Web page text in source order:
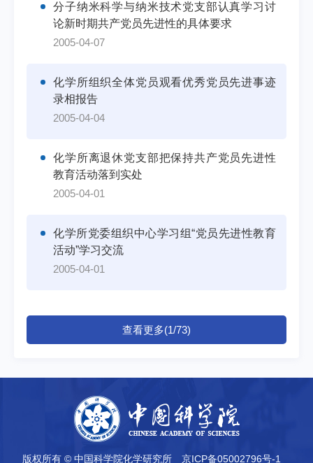
分子纳米科学与纳米技术党支部认真学习讨
论新时期共产党员先进性的具体要求
2005-04-07
化学所组织全体党员观看优秀党员先进事迹
录相报告
2005-04-04
化学所离退休党支部把保持共产党员先进性
教育活动落到实处
2005-04-01
化学所党委组织中心学习组“党员先进性教育
活动”学习交流
2005-04-01
查看更多(1/73)
版权所有 © 中国科学院化学研究所 京ICP备05002796号-1